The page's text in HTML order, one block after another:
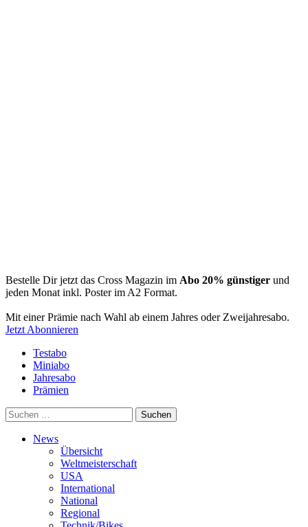
Bestelle Dir jetzt das Cross Magazin im Abo 20% günstiger und
jeden Monat inkl. Poster im A2 Format.
Mit einer Prämie nach Wahl ab einem Jahres oder Zweijahresabo.
Jetzt Abonnieren
Testabo
Miniabo
Jahresabo
Prämien
Suchen
nach:
News
Übersicht
Weltmeisterschaft
USA
International
National
Regional